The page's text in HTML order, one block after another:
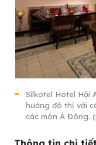
Silkotel Hotel Hội
hướng đô thị với
các món Á Đông.